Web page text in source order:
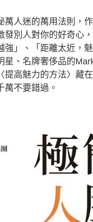
人迷的萬用法則，作
發別人對你的好奇心
強」、「距離太近，
星、名牌奢侈品的
提高魅力的方法〉藏
萬不要錯過。